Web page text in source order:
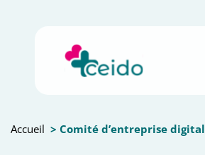
Accueil > Comité d’entreprise digital